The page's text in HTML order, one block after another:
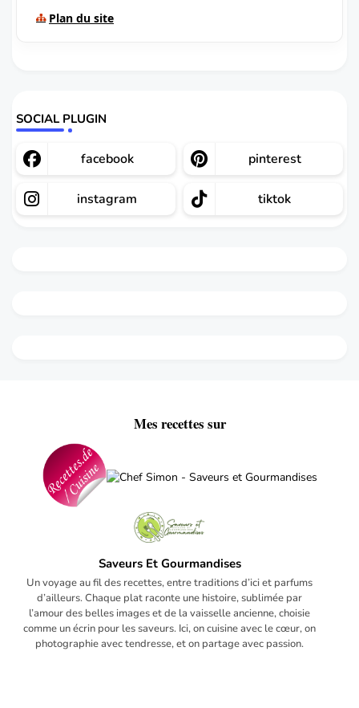
Plan du site
SOCIAL PLUGIN
facebook pinterest
instagram tiktok
Mes recettes sur
Saveurs Et Gourmandises
Un voyage au fil des recettes, entre traditions d’ici et parfums
d’ailleurs. Chaque plat raconte une histoire, sublimée par
l’amour des belles images et de la vaisselle ancienne, choisie
comme un écrin pour les saveurs. Ici, on cuisine avec le cœur, on
photographie avec tendresse, et on partage avec passion.